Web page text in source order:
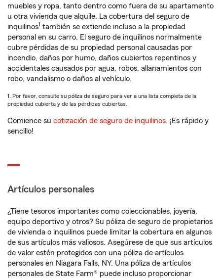
muebles y ropa, tanto dentro como fuera de su apartamento
u otra vivienda que alquile. La cobertura del seguro de
inquilinos1 también se extiende incluso a la propiedad
personal en su carro. El seguro de inquilinos normalmente
cubre pérdidas de su propiedad personal causadas por
incendio, daños por humo, daños cubiertos repentinos y
accidentales causados por agua, robos, allanamientos con
robo, vandalismo o daños al vehículo.
1. Por favor, consulte su póliza de seguro para ver a una lista completa de la
propiedad cubierta y de las pérdidas cubiertas.
Comience su cotización de seguro de inquilinos. ¡Es rápido y
sencillo!
Artículos personales
¿Tiene tesoros importantes como coleccionables, joyería,
equipo deportivo y otros? Su póliza de seguro de propietarios
de vivienda o inquilinos puede limitar la cobertura en algunos
de sus artículos más valiosos. Asegúrese de que sus artículos
de valor estén protegidos con una póliza de artículos
personales en Niagara Falls, NY. Una póliza de artículos
personales de State Farm® puede incluso proporcionar